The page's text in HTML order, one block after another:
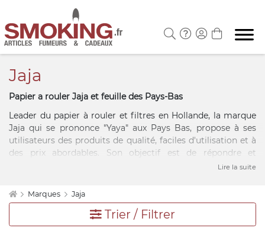
Jaja
Papier a rouler Jaja et feuille des Pays-Bas
Leader du papier à rouler et filtres en Hollande, la marque
Jaja qui se prononce "Yaya" aux Pays Bas, propose à ses
utilisateurs des produits de qualité, faciles d'utilisation et à
des prix abordables. Son objectif est de répondre et
satisfaire au mieux les besoins des consommateurs et
you want". Retrouvez à présent sur la boutique Smoking.fr,
votre feuille à rouler Jaja disponibles au meilleur prix.
Lire la suite
Marques Jaja
Trier / Filtrer